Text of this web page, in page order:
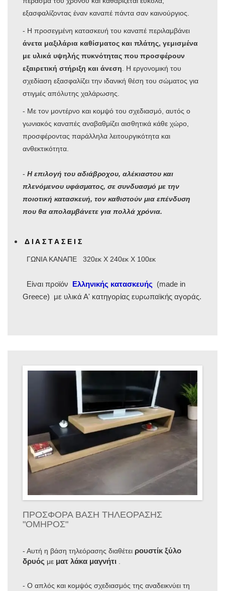
εξασφαλίζοντας έναν καναπέ πάντα σαν καινούργιος.
- Η προσεγμένη κατασκευή του καναπέ περιλαμβάνει
άνετα μαξιλάρια καθίσματος και πλάτης, γεμισμένα
με υλικά υψηλής πυκνότητας που προσφέρουν
εξαιρετική στήριξη και άνεση . Η εργονομική του
σχεδίαση εξασφαλίζει την ιδανική θέση του σώματος για
στιγμές απόλυτης χαλάρωσης.
- Με τον μοντέρνο και κομψό του σχεδιασμό, αυτός ο
γωνιακός καναπές αναβαθμίζει αισθητικά κάθε χώρο,
προσφέροντας παράλληλα λειτουργικότητα και
ανθεκτικότητα.
- Η επιλογή του αδιάβροχου, αλέκιαστου και
πλενόμενου υφάσματος, σε συνδυασμό με την
ποιοτική κατασκευή, τον καθιστούν μια επένδυση
που θα απολαμβάνετε για πολλά χρόνια.
Δ Ι Α Σ Τ Α Σ Ε Ι Σ
ΓΩΝΙΑ ΚΑΝΑΠΕ 320εκ Χ 240εκ Χ 100εκ
Είναι προϊόν Ελληνικής κατασκευής (made in
Greece) με υλικά Α' κατηγορίας ευρωπαϊκής αγοράς.
ΠΡΟΣΦΟΡΑ ΒΑΣΗ ΤΗΛΕΟΡΑΣΗΣ
"ΟΜΗΡΟΣ"
- Αυτή η βάση τηλεόρασης διαθέτει ρουστίκ ξύλο
δρυός με ματ λάκα μαγνήτι
- Ο απλός και κομψός σχεδιασμός της αναδεικνύει τη